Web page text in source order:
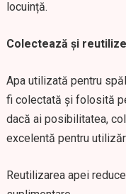
locuință.
Colectează și
Apa utilizată pentru
fi colectată și folosită
dacă ai posibilitatea,
excelentă pentru
Reutilizarea apei